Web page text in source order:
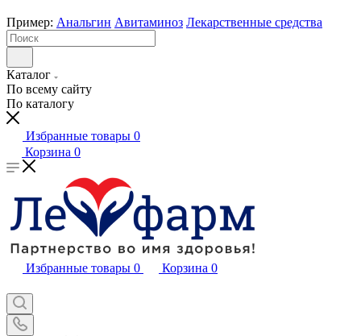
Пример: Анальгин Авитаминоз Лекарственные средства
Каталог
По всему сайту
По каталогу
Избранные товары 0
Корзина 0
Избранные товары 0 Корзина 0